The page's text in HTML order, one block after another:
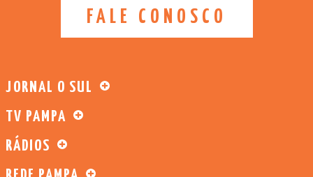
FALE CONOSCO
JORNAL O SUL
TV PAMPA
RÁDIOS